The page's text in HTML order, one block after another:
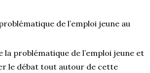
de l’emploi jeune au
la problématique de l’emploi jeune et
le débat tout autour de cette